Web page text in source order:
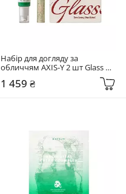
Набір для догляду за
обличчям AXIS-Y 2 шт Glass
1 459 ₴